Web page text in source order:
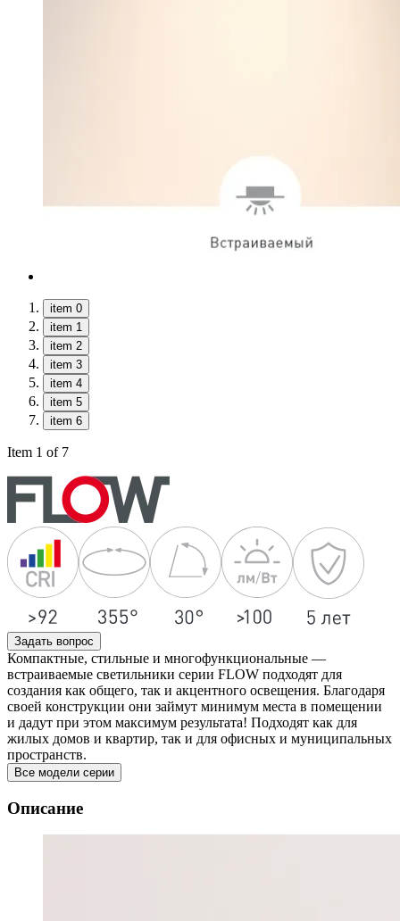
item 0
item 1
item 2
item 3
item 4
item 5
item 6
Item 1 of 7
Задать вопрос
Компактные, стильные и многофункциональные —
встраиваемые светильники серии FLOW подходят для
создания как общего, так и акцентного освещения. Благодаря
своей конструкции они займут минимум места в помещении
и дадут при этом максимум результата! Подходят как для
жилых домов и квартир, так и для офисных и муниципальных
пространств.
Все модели серии
Описание